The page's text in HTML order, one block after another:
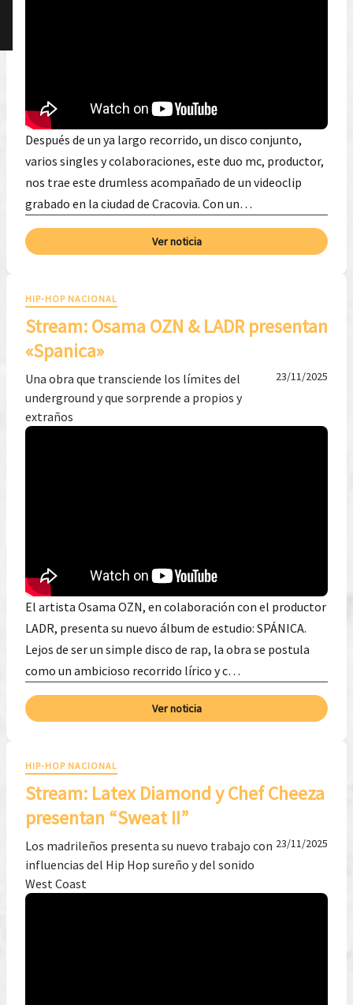
Después de un ya largo recorrido, un disco conjunto,
varios singles y colaboraciones, este duo mc, productor,
nos trae este drumless acompañado de un videoclip
grabado en la ciudad de Cracovia. Con un…
Ver noticia
HIP-HOP NACIONAL
Stream: Osama OZN & LADR presentan
«Spanica»
Una obra que transciende los límites del
underground y que sorprende a propios y
extraños
23/11/2025
El artista Osama OZN, en colaboración con el productor
LADR, presenta su nuevo álbum de estudio: SPÁNICA.
Lejos de ser un simple disco de rap, la obra se postula
como un ambicioso recorrido lírico y c…
Ver noticia
HIP-HOP NACIONAL
Stream: Latex Diamond y Chef Cheeza
presentan “Sweat II”
Los madrileños presenta su nuevo trabajo con
influencias del Hip Hop sureño y del sonido
West Coast
23/11/2025